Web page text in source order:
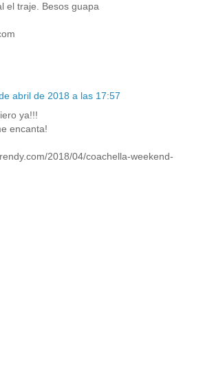
el traje. Besos guapa
abril de 2018 a las 17:57
ya!!!
encanta!
2018/04/coachella-weekend-